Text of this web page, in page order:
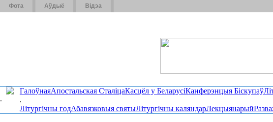
Фота Аўдыё Відэа
.
ГалоўнаяАпостальская СталіцаКасцёл у БеларусіКанферэнцыя Біскупаў
.
Літургічны годАбавязковыя святыЛітургічны каляндарЛекцыянарый